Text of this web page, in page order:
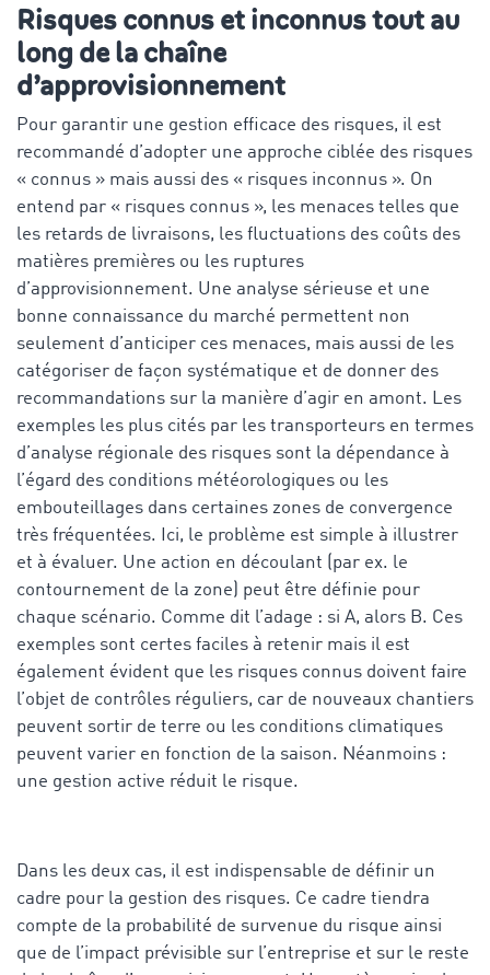
Risques connus et inconnus tout au
long de la chaîne
d’approvisionnement
Pour garantir une gestion efficace des risques, il est
recommandé d’adopter une approche ciblée des risques
« connus » mais aussi des « risques inconnus ». On
entend par « risques connus », les menaces telles que
les retards de livraisons, les fluctuations des coûts des
matières premières ou les ruptures
d’approvisionnement. Une analyse sérieuse et une
bonne connaissance du marché permettent non
seulement d’anticiper ces menaces, mais aussi de les
catégoriser de façon systématique et de donner des
recommandations sur la manière d’agir en amont. Les
exemples les plus cités par les transporteurs en termes
d’analyse régionale des risques sont la dépendance à
l’égard des conditions météorologiques ou les
embouteillages dans certaines zones de convergence
très fréquentées. Ici, le problème est simple à illustrer
et à évaluer. Une action en découlant (par ex. le
contournement de la zone) peut être définie pour
chaque scénario. Comme dit l’adage : si A, alors B. Ces
exemples sont certes faciles à retenir mais il est
également évident que les risques connus doivent faire
l’objet de contrôles réguliers, car de nouveaux chantiers
peuvent sortir de terre ou les conditions climatiques
peuvent varier en fonction de la saison. Néanmoins :
une gestion active réduit le risque.
Dans les deux cas, il est indispensable de définir un
cadre pour la gestion des risques. Ce cadre tiendra
compte de la probabilité de survenue du risque ainsi
que de l’impact prévisible sur l’entreprise et sur le reste